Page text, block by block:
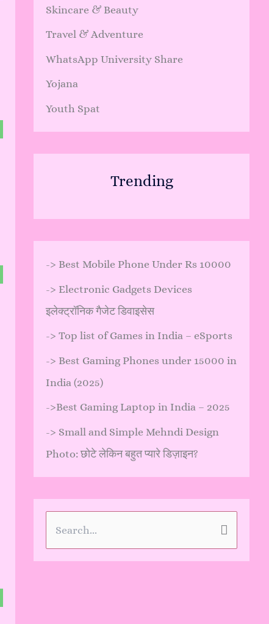
Skincare & Beauty
Travel & Adventure
WhatsApp University Share
Yojana
Youth Spat
Trending
-> Best Mobile Phone Under Rs 10000
-> Electronic Gadgets Devices
इलेक्ट्रॉनिक गैजेट डिवाइसेस
-> Top list of Games in India – eSports
-> Best Gaming Phones under 15000 in
India (2025)
->Best Gaming Laptop in India – 2025
-> Small and Simple Mehndi Design
Photo: छोटे लेकिन बहुत प्यारे डिज़ाइन?